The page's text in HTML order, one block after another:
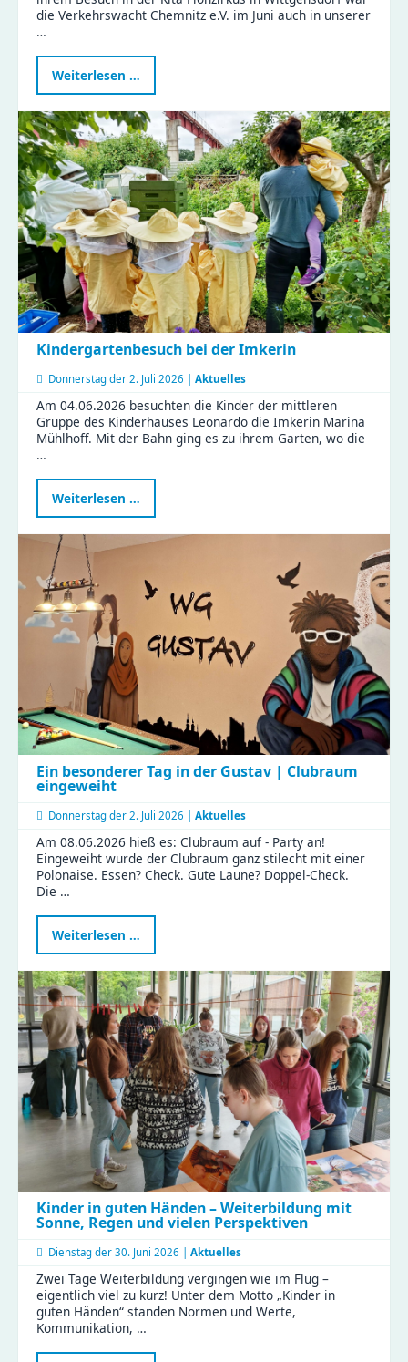
die Verkehrswacht Chemnitz e.V. im Juni auch in unserer
…
Weiterlesen …
zum
Anfassen
-
ein
Vormittag
voller
Aha-
Momente
Kindergartenbesuch bei der Imkerin
Donnerstag der 2. Juli 2026 | Aktuelles
Am 04.06.2026 besuchten die Kinder der mittleren
Gruppe des Kinderhauses Leonardo die Imkerin Marina
Mühlhoff. Mit der Bahn ging es zu ihrem Garten, wo die
…
Weiterlesen …
bei
Imkerin
Ein besonderer Tag in der Gustav | Clubraum
eingeweiht
Donnerstag der 2. Juli 2026 | Aktuelles
Am 08.06.2026 hieß es: Clubraum auf - Party an!
Eingeweiht wurde der Clubraum ganz stilecht mit einer
Polonaise. Essen? Check. Gute Laune? Doppel-Check.
Die …
Weiterlesen …
besonderer
in
der
Gustav
|
Clubraum
eingeweiht
Kinder in guten Händen – Weiterbildung mit
Sonne, Regen und vielen Perspektiven
Dienstag der 30. Juni 2026 | Aktuelles
Zwei Tage Weiterbildung vergingen wie im Flug –
eigentlich viel zu kurz! Unter dem Motto „Kinder in
guten Händen“ standen Normen und Werte,
Kommunikation, …